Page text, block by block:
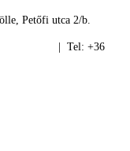
Petőfi utca 2/b.
| Tel: +36